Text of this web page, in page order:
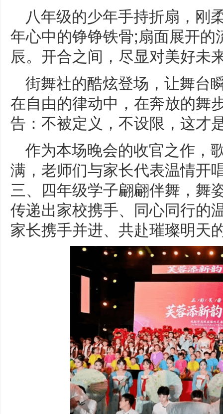
八年级的少年手持折扇，刚
年心中的铮铮铁骨;扇面展开
辰。开合之间，尽显对美好未
街舞社的酷炫登场，让舞台
在自由的律动中，在奔放的舞
告：不被定义，不设限，这才
作为本场晚会的收官之作，
满，老师们与家长代表温情开
三、四年级学子翩翩伴舞，舞
传递出家校携手、同心同行的
家长携手并进、共赴璀璨明天